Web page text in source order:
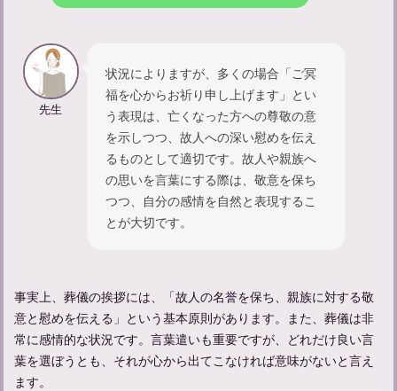
葬儀のお礼の挨拶はどのように行う？挨拶まわりやお礼状につい
先生
状況によりますが、多くの場合「ご冥
福を心からお祈り申し上げます」とい
う表現は、亡くなった方への尊敬の意
を示しつつ、故人への深い慰めを伝え
るものとして適切です。故人や親族へ
の思いを言葉にする際は、敬意を保ち
つつ、自分の感情を自然と表現するこ
とが大切です。
事実上、葬儀の挨拶には、「故人の名誉を保ち、親族に対する敬
意と慰めを伝える」という基本原則があります。また、葬儀は非
常に感情的な状況です。言葉遣いも重要ですが、どれだけ良い言
葉を選ぼうとも、それが心から出てこなければ意味がないと言え
ます。